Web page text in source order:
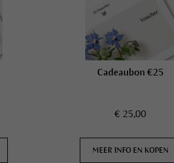
Cadeaubon €25
€ 25,00
MEER INFO EN KOPEN